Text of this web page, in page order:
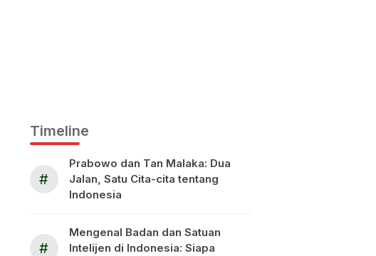
Timeline
#
Prabowo dan Tan Malaka: Dua
Jalan, Satu Cita-cita tentang
Indonesia
#
Mengenal Badan dan Satuan
Intelijen di Indonesia: Siapa